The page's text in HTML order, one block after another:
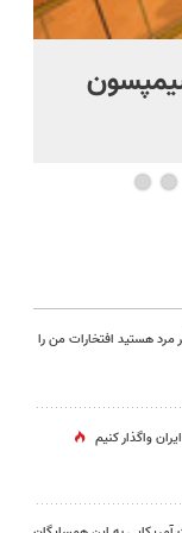
مرد هستید افتخارات من را
واگذار کنیم